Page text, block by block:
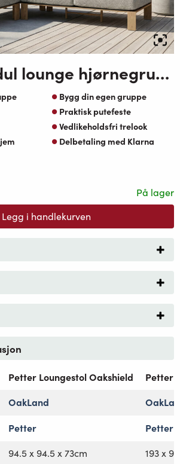
Petter modul lounge hjørnegruppe oakshield med greige oaktekstil puter
Bygg din egen gruppe
Praktisk putefeste
Vedlikeholdsfri trelook
Delbetaling med Klarna
På lager
Legg i handlekurven
Petter Loungestol Oakshield
Petter
OakLand
Petter
Petter
94.5 x 94.5 x 73cm 193 x